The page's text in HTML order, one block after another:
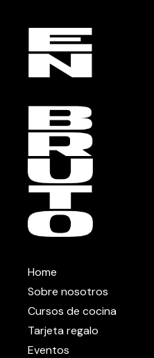
Home
Sobre nosotros
Cursos de cocina
Tarjeta regalo
Eventos